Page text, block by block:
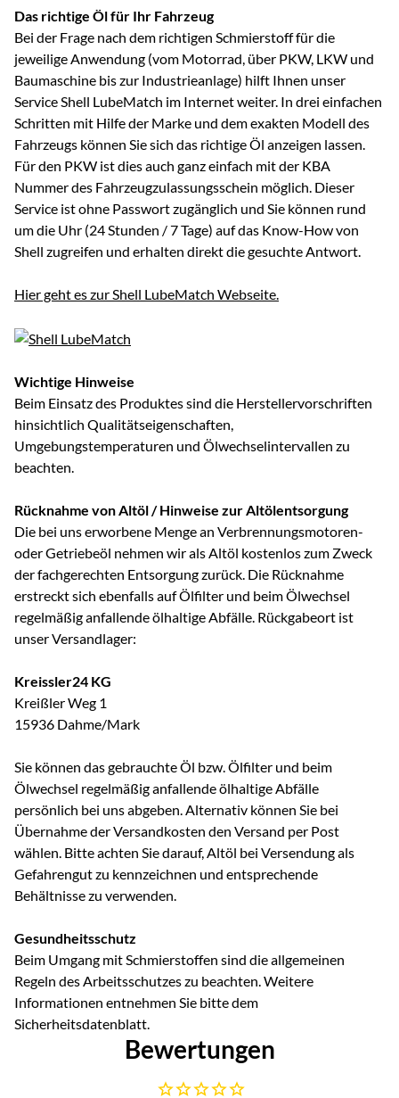
Das richtige Öl für Ihr Fahrzeug
Bei der Frage nach dem richtigen Schmierstoff für die
jeweilige Anwendung (vom Motorrad, über PKW, LKW und
Baumaschine bis zur Industrieanlage) hilft Ihnen unser
Service Shell LubeMatch im Internet weiter. In drei einfachen
Schritten mit Hilfe der Marke und dem exakten Modell des
Fahrzeugs können Sie sich das richtige Öl anzeigen lassen.
Für den PKW ist dies auch ganz einfach mit der KBA
Nummer des Fahrzeugzulassungsschein möglich. Dieser
Service ist ohne Passwort zugänglich und Sie können rund
um die Uhr (24 Stunden / 7 Tage) auf das Know-How von
Shell zugreifen und erhalten direkt die gesuchte Antwort.
Hier geht es zur Shell LubeMatch Webseite.
Wichtige Hinweise
Beim Einsatz des Produktes sind die Herstellervorschriften
hinsichtlich Qualitätseigenschaften,
Umgebungstemperaturen und Ölwechselintervallen zu
beachten.
Rücknahme von Altöl / Hinweise zur Altölentsorgung
Die bei uns erworbene Menge an Verbrennungsmotoren-
oder Getriebeöl nehmen wir als Altöl kostenlos zum Zweck
der fachgerechten Entsorgung zurück. Die Rücknahme
erstreckt sich ebenfalls auf Ölfilter und beim Ölwechsel
regelmäßig anfallende ölhaltige Abfälle. Rückgabeort ist
unser Versandlager:
Kreissler24 KG
Kreißler Weg 1
15936 Dahme/Mark
Sie können das gebrauchte Öl bzw. Ölfilter und beim
Ölwechsel regelmäßig anfallende ölhaltige Abfälle
persönlich bei uns abgeben. Alternativ können Sie bei
Übernahme der Versandkosten den Versand per Post
wählen. Bitte achten Sie darauf, Altöl bei Versendung als
Gefahrengut zu kennzeichnen und entsprechende
Behältnisse zu verwenden.
Gesundheitsschutz
Beim Umgang mit Schmierstoffen sind die allgemeinen
Regeln des Arbeitsschutzes zu beachten. Weitere
Informationen entnehmen Sie bitte dem
Sicherheitsdatenblatt.
Bewertungen
Noch keine Bewertungen abgegeben